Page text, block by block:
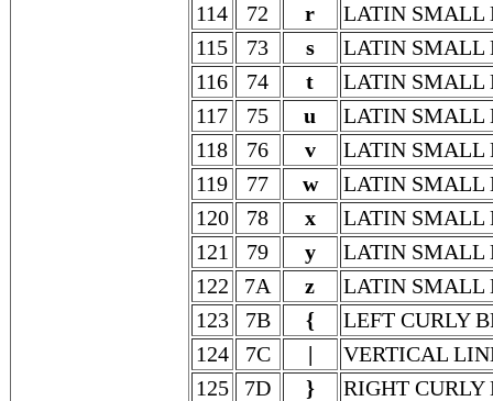
114
72 r
LATIN SMALL
115
73 s
LATIN SMALL
116
74 t
LATIN SMALL
117
75 u
LATIN SMALL
118
76 v
LATIN SMALL
119
77 w
LATIN SMALL
120
78 x
LATIN SMALL
121
79 y
LATIN SMALL
122
7A z
LATIN SMALL
123
7B {
LEFT CURLY
124
7C |
VERTICAL
125
7D }
RIGHT CURLY